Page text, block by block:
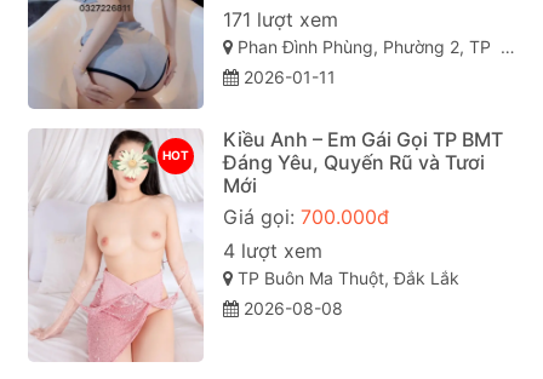
171 lượt xem
Phan Đình Phùng, Phường 2, TP Đà Lạt (gái gọi đà lạt). Lâm Đồng
2026-01-11
HOT
Kiều Anh – Em Gái Gọi TP BMT
Đáng Yêu, Quyến Rũ và Tươi
Mới
Giá gọi: 700.000đ
4 lượt xem
TP Buôn Ma Thuột, Đắk Lắk
2026-08-08